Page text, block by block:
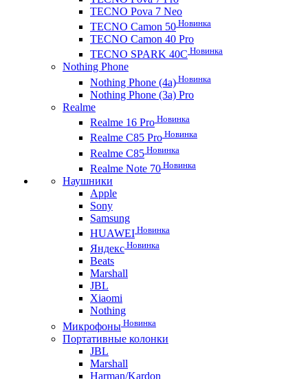
TECNO Pova 7 Neo
TECNO Camon 50 Новинка
TECNO Camon 40 Pro
TECNO SPARK 40C Новинка
Nothing Phone
Nothing Phone (4a) Новинка
Nothing Phone (3a) Pro
Realme
Realme 16 Pro Новинка
Realme C85 Pro Новинка
Realme C85 Новинка
Realme Note 70 Новинка
Наушники
Apple
Sony
Samsung
HUAWEI Новинка
Яндекс Новинка
Beats
Marshall
JBL
Xiaomi
Nothing
Микрофоны Новинка
Портативные колонки
JBL
Marshall
Harman/Kardon